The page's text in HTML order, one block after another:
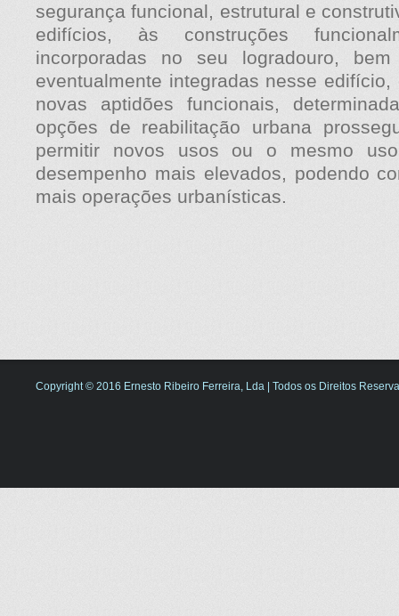
segurança funcional, estrutural e
edifícios, às construções
incorporadas no seu logradouro,
eventualmente integradas nesse
novas aptidões funcionais,
opções de reabilitação urbana
permitir novos usos ou o mesmo
desempenho mais elevados, podendo
mais operações urbanísticas.
Copyright © 2016 Ernesto Ribeiro Ferreira, Lda | Todos os Direitos